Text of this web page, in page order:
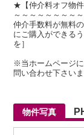
★【仲介料オフ物件
～～～～～～～～
仲介手数料が無料
にご購入ができる
を］
※当ホームページ
問い合わせ下さい
物件写真